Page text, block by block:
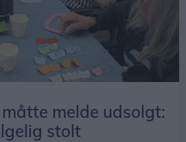
melde udsolgt:
stolt